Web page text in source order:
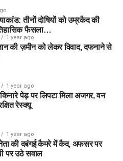
तीनों दोषियों को उम्रकैद की
फैसला…
1 year ago
की ज़मीन को लेकर विवाद, दफनाने से
1 year ago
किनारे पेड़ पर लिपटा मिला अजगर, वन
रेस्क्यू
1 year ago
नेता की दबंगई कैमरे में कैद, अफसर पर
पर उठे सवाल